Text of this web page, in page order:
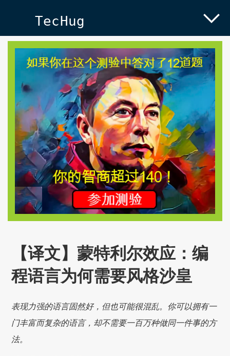
TecHug
【译文】蒙特利尔效应：编
程语言为何需要风格沙皇
表现力强的语言固然好，但也可能很混乱。你可以拥有一
门丰富而复杂的语言，却不需要一百万种做同一件事的方
法。